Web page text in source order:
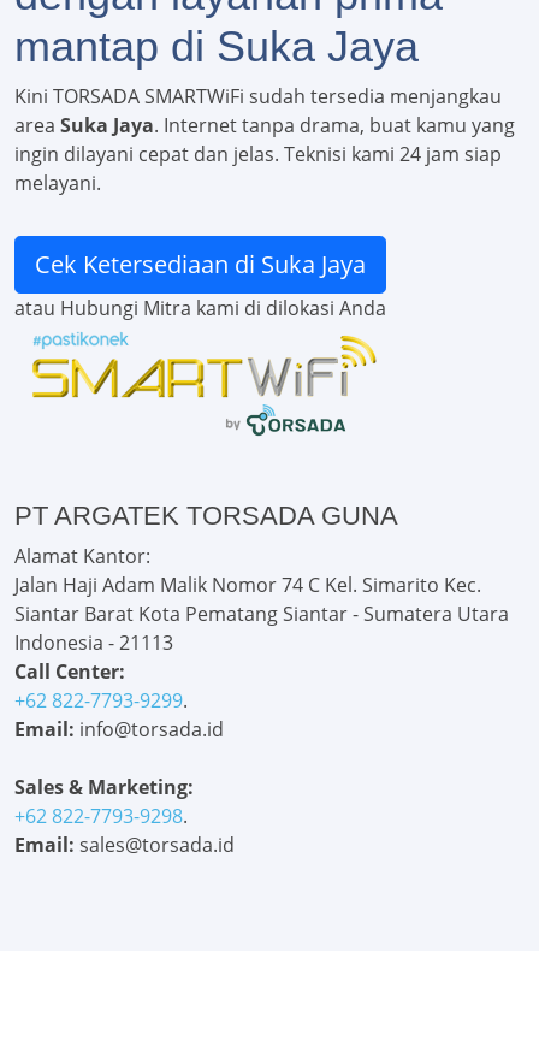
mantap di Suka Jaya
Kini TORSADA SMARTWiFi sudah tersedia menjangkau
area Suka Jaya. Internet tanpa drama, buat kamu yang
ingin dilayani cepat dan jelas. Teknisi kami 24 jam siap
melayani.
Cek Ketersediaan di Suka Jaya
atau Hubungi Mitra kami di dilokasi Anda
PT ARGATEK TORSADA GUNA
Alamat Kantor:
Jalan Haji Adam Malik Nomor 74 C Kel. Simarito Kec.
Siantar Barat Kota Pematang Siantar - Sumatera Utara
Indonesia - 21113
Call Center:
+62 822-7793-9299.
Email: info@torsada.id
Sales & Marketing:
+62 822-7793-9298.
Email: sales@torsada.id